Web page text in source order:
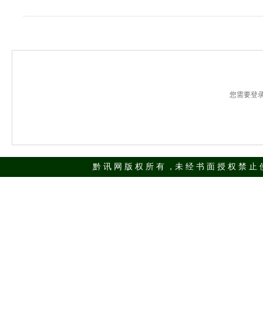
您需要登
黔 讯 网 版 权 所 有 ，未 经 书 面 授 权 禁